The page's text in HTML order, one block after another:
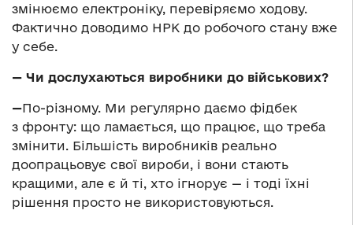
змінюємо електроніку, перевіряємо ходову.
Фактично доводимо НРК до робочого стану вже
у себе.
— Чи дослухаються виробники до військових?
—По-різному. Ми регулярно даємо фідбек
з фронту: що ламається, що працює, що треба
змінити. Більшість виробників реально
доопрацьовує свої вироби, і вони стають
кращими, але є й ті, хто ігнорує — і тоді їхні
рішення просто не використовуються.